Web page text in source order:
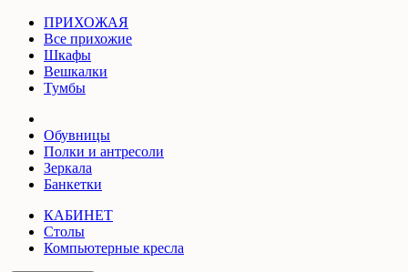
ПРИХОЖАЯ
Все прихожие
Шкафы
Вешкалки
Тумбы
Обувницы
Полки и антресоли
Зеркала
Банкетки
КАБИНЕТ
Столы
Компьютерные кресла